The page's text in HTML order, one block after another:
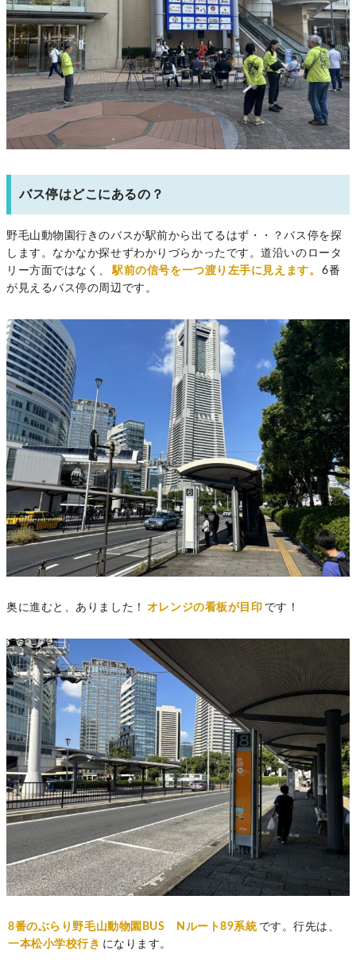
バス停はどこにあるの？
野毛山動物園行きのバスが駅前から出てるはず・・？バス停を探
します。なかなか探せずわかりづらかったです。道沿いのロータ
リー方面ではなく、
駅前の信号を一つ渡り左手に見えます。
6番
が見えるバス停の周辺です。
奥に進むと、ありました！ オレンジの看板が目印 です！
8番のぶらり野毛山動物園BUS Nルート89系統 です。行先は、
一本松小学校行き になります。